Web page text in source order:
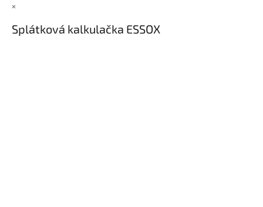
×
Splátková kalkulačka ESSOX